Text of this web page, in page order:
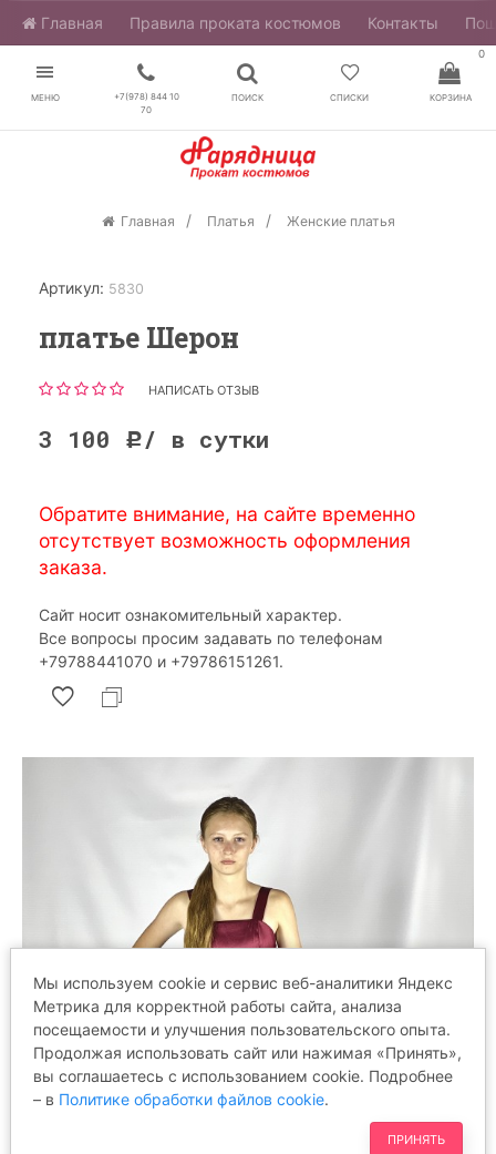
Главная ​Правила проката костюмов Контакты
МЕНЮ
+7(978) 844 10
70
ПОИСК СПИСКИ
0
КОРЗИНА
Главная Платья Женские платья
Артикул: 5830
платье Шерон
НАПИСАТЬ ОТЗЫВ
3 100 Р / в сутки
Обратите внимание, на сайте временно
отсутствует возможность оформления
заказа.
Сайт носит ознакомительный характер.
Все вопросы просим задавать по телефонам
‎+79788441070 и ‎+79786151261.
Мы используем cookie и сервис веб-аналитики Яндекс
Метрика для корректной работы сайта, анализа
посещаемости и улучшения пользовательского опыта.
Продолжая использовать сайт или нажимая «Принять»,
вы соглашаетесь с использованием cookie. Подробнее
– в Политике обработки файлов cookie.
ПРИНЯТЬ